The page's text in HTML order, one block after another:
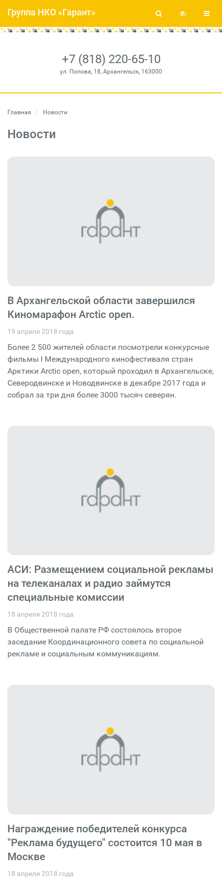
+7 (818) 220-65-10
ул. Попова, 18, Архангельск, 163000
Группа НКО «Гарант»
Главная Новости
Новости
В Архангельской области завершился
Киномарафон Arctic open.
19 апреля 2018 года
Более 2 500 жителей области посмотрели конкурсные
фильмы I Международного кинофестиваля стран
Арктики Arctic open, который проходил в Архангельске,
Северодвинске и Новодвинске в декабре 2017 года и
собрал за три дня более 3000 тысяч северян.
АСИ: Размещением социальной рекламы
на телеканалах и радио займутся
специальные комиссии
18 апреля 2018 года
В Общественной палате РФ состоялось второе
заседание Координационного совета по социальной
рекламе и социальным коммуникациям.
Награждение победителей конкурса
"Реклама будущего" состоится 10 мая в
Москве
18 апреля 2018 года